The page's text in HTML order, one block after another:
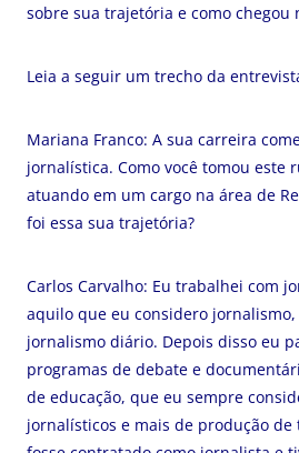
sobre sua trajetória e como chegou
Leia a seguir um trecho da
Mariana Franco: A sua carreira
jornalística. Como você tomou este
atuando em um cargo na área de
foi essa sua trajetória?
Carlos Carvalho: Eu trabalhei com
aquilo que eu considero
jornalismo diário. Depois disso eu
programas de debate e
de educação, que eu sempre
jornalísticos e mais de produção de